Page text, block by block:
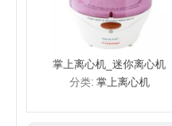
掌上离心机_迷你离心机
_微型离心机_进口离心
分类: 掌上离心机